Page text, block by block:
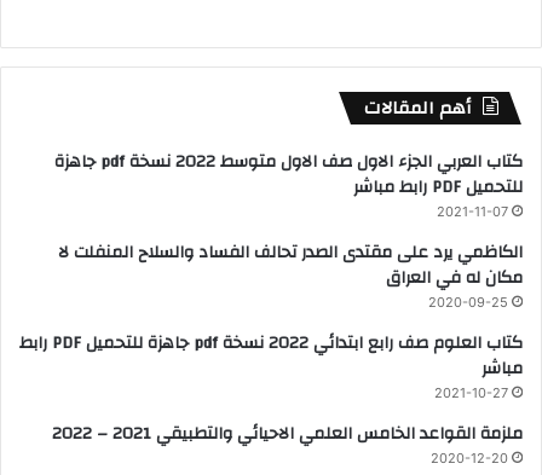
أهم المقالات
كتاب العربي الجزء الاول صف الاول متوسط 2022 نسخة pdf جاهزة
للتحميل PDF رابط مباشر
2021-11-07
الكاظمي يرد على مقتدى الصدر تحالف الفساد والسلاح المنفلت لا
مكان له في العراق
2020-09-25
كتاب العلوم صف رابع ابتدائي 2022 نسخة pdf جاهزة للتحميل PDF رابط
مباشر
2021-10-27
ملزمة القواعد الخامس العلمي الاحيائي والتطبيقي 2021 – 2022
2020-12-20